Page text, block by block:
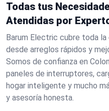
Todas tus
Atendidas por
Barum Electric cubre toda
desde arreglos rápidos y
Somos de confianza en
paneles de interruptores,
hogar inteligente y mucho
y asesoría honesta.